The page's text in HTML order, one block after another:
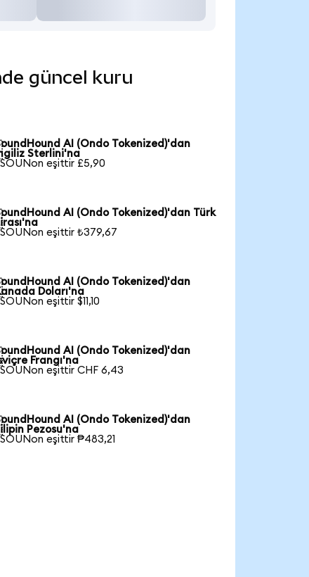
güncel kuru
AI (Ondo Tokenized)'dan
Sterlini'na
SOUNon eşittir £5,90
AI (Ondo Tokenized)'dan Türk
SOUNon eşittir ₺379,67
AI (Ondo Tokenized)'dan
Doları'na
SOUNon eşittir $11,10
AI (Ondo Tokenized)'dan
Frangı'na
SOUNon eşittir CHF 6,43
AI (Ondo Tokenized)'dan
Pezosu'na
SOUNon eşittir ₱483,21